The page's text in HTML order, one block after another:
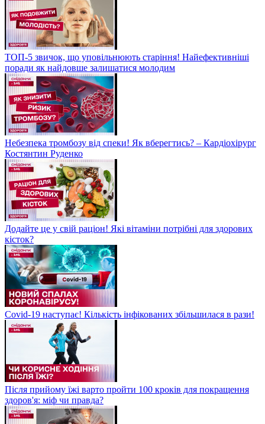
ТОП-5 звичок, що уповільнюють старіння! Найефективніші
поради як найдовше залишатися молодим
Небезпека тромбозу від спеки! Як вберегтись? – Кардіохірург
Костянтин Руденко
Додайте це у свій раціон! Які вітаміни потрібні для здорових
кісток?
Covid-19 наступає! Кількість інфікованих збільшилася в рази!
Після прийому їжі варто пройти 100 кроків для покращення
здоров'я: міф чи правда?